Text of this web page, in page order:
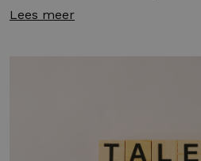
Lees meer